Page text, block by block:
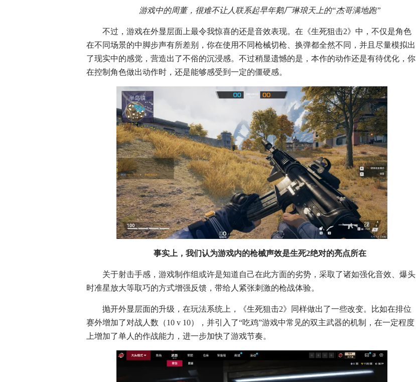
游戏中的周董，很难不让人联系起早年鹅厂琳琅天上的“杰哥满地跑”
不过，游戏在外显层面上最令我惊喜的还是音效表现。在《生死狙击2》中，不仅是角色
在不同场景的中脚步声有所差别，你在使用不同枪械切枪、换弹都全然不同，并且尽量模拟出
了现实中的感觉，营造出了不俗的沉浸感。不过稍显遗憾的是，本作的动作还是有待优化，你
在控制角色做出动作时，还是能够感受到一定的僵硬感。
事实上，我们认为游戏内的枪械声效是生死2绝对的亮点所在
关于射击手感，游戏制作组或许是知道自己在此方面的劣势，采取了诸如强化音效、爆头
时准星放大等取巧的方式增强反馈，带给人紧张刺激的枪战体验。
抛开外显层面的升级，在玩法系统上，《生死狙击2》同样做出了一些改变。比如在排位
赛外增加了对战人数（10 v 10），并引入了“吃鸡”游戏中常见的双主武器的机制，在一定程度
上增加了单人的作战能力，进一步加快了游戏节奏。